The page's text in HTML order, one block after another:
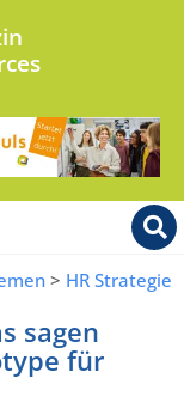
> HR Strategie
sagen
für